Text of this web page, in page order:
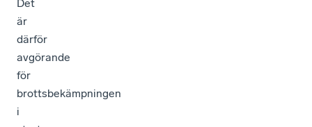
Det
är
därför
avgörande
för
brottsbekämpningen
i